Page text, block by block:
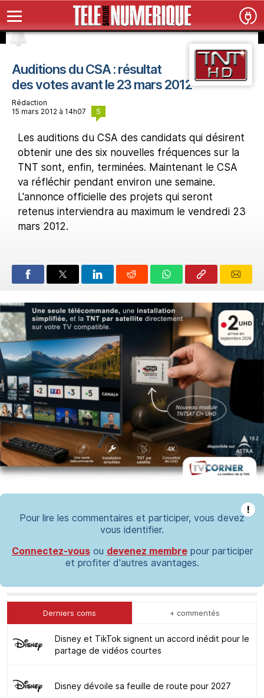
Auditions du CSA : résultat
des votes avant le 23 mars 2012
Rédaction
15 mars 2012 à 14h07
5
Les auditions du CSA des candidats qui désirent
obtenir une des six nouvelles fréquences sur la
TNT sont, enfin, terminées. Maintenant le CSA
va réfléchir pendant environ une semaine.
L'annonce officielle des projets qui seront
retenus interviendra au maximum le vendredi 23
mars 2012.
!
Pour lire les commentaires et participer, vous devez
vous identifier.
Connectez-vousou devenez membrepour participer
et profiter d'autres avantages.
Derniers coms + commentés
Disney et TikTok signent un accord inédit pour le
partage de vidéos courtes
Disney dévoile sa feuille de route pour 2027